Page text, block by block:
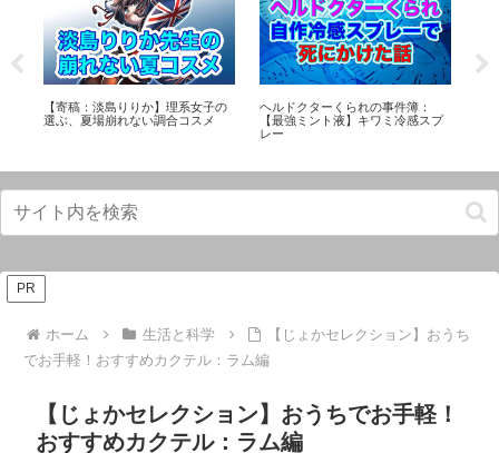
【寄稿：淡島りりか】理系女子の
選ぶ、夏場崩れない調合コスメ
ヘルドクターくられの事件簿：
【最強ミント液】キワミ冷感スプ
レー
PR
ホーム 生活と科学
【じょかセレクション】おうち
でお手軽！おすすめカクテル：ラム編
【じょかセレクション】おうちでお手軽！
おすすめカクテル：ラム編